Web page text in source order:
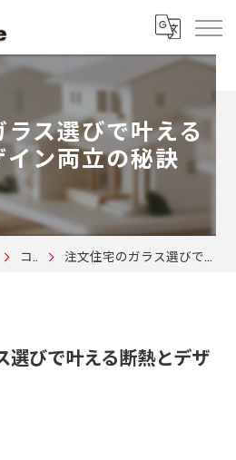
ス選びで叶える
ン両立の秘訣
コラム 注文住宅のガラス選びで叶える断熱とデザイン両立の秘訣
選びで叶える断熱とデザ